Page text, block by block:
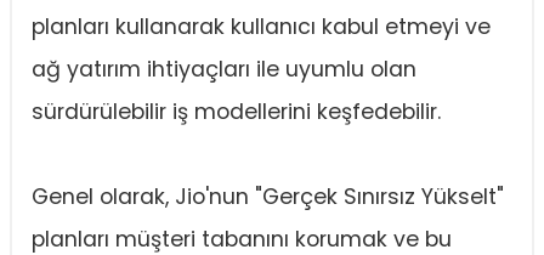
planları kullanarak kullanıcı kabul etmeyi ve
ağ yatırım ihtiyaçları ile uyumlu olan
sürdürülebilir iş modellerini keşfedebilir.
Genel olarak, Jio'nun "Gerçek Sınırsız Yükselt"
planları müşteri tabanını korumak ve bu